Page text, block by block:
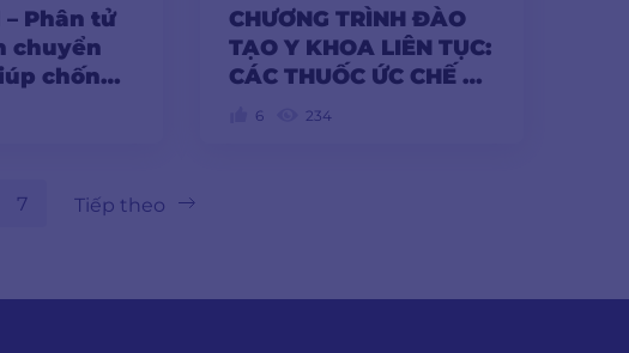
Phân tử
chuyển
chống
CHƯƠNG TRÌNH ĐÀO
TẠO Y KHOA LIÊN TỤC:
CÁC THUỐC ỨC CHẾ HỆ
6 234
7 Tiếp theo